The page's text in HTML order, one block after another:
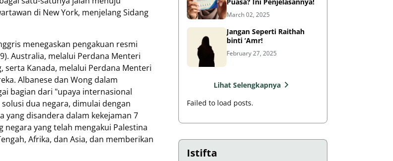
di New York, menjelang Sidang
menegaskan pengakuan resmi
Australia, melalui Perdana Menteri
serta Kanada, melalui Perdana Menteri
Albanese dan Wong dalam
bagian dari "upaya internasional
dua negara, dimulai dengan
yang disandera dalam kekejaman 7
yang telah mengakui Palestina
Afrika, dan Asia, dan memberikan
March 02, 2025
Jangan Seperti Raithah
binti ‘Amr!
February 27, 2025
Lihat Selengkapnya
Failed to load posts.
Istifta